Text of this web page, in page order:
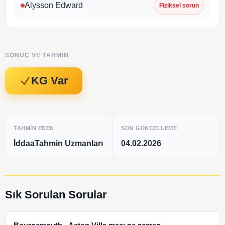
Alysson Edward Fiziksel sorun
SONUÇ VE TAHMIN
KG Var
TAHMIN EDEN
İddaaTahmin Uzmanları
SON GÜNCELLEME
04.02.2026
Sık Sorulan Sorular